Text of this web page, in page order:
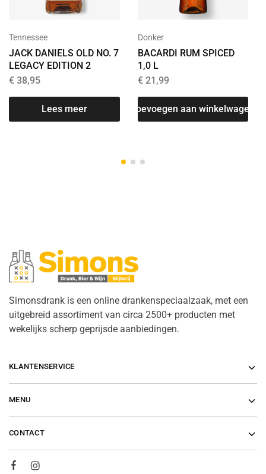
Tennessee
JACK DANIELS OLD NO. 7
LEGACY EDITION 2
€ 38,95
Lees meer
Donker
BACARDI RUM SPICED
1,0 L
€21,99
Toevoegen aan winkelwagen
Simonsdrank is een online drankenspeciaalzaak, met een
uitgebreid assortiment van circa 2500+ producten met
wekelijks scherp geprijsde aanbiedingen.
KLANTENSERVICE
MENU
CONTACT